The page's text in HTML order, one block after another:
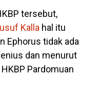
tersebut,
Kalla hal itu
Ephorus tidak ada
dan menurut
Pardomuan